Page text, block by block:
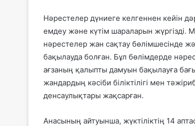
Нәрестелер дүниеге келгеннен кейін
емдеу және күтім шараларын жүргізді.
нәрестелер жан сақтау бөлімшесінде
бақылауда болған. Бұл бөлімдерде
ағзаның қалыпты дамуын бақылауға
жандардың кәсіби біліктілігі мен
денсаулықтары жақсарған.
Анасының айтуынша, жүктіліктің 14